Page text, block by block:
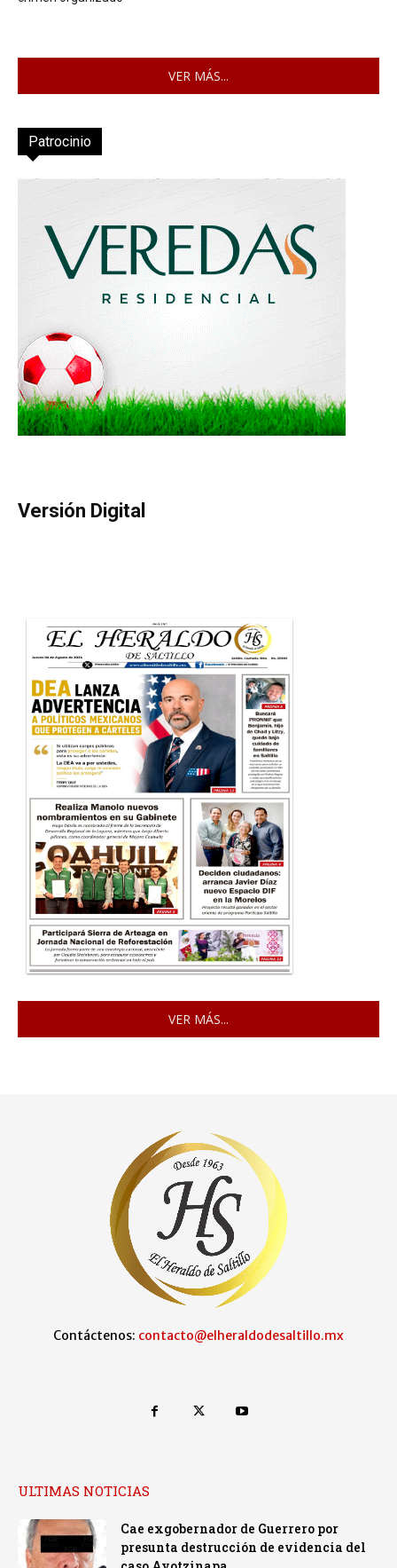
VER MÁS...
Patrocinio
Versión Digital
VER MÁS...
Contáctenos: contacto@elheraldodesaltillo.mx
ULTIMAS NOTICIAS
Cae exgobernador de Guerrero por
presunta destrucción de evidencia del